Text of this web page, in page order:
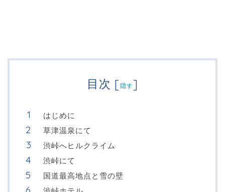
目次 [隠す]
はじめに
草津温泉にて
渋峠へヒルクライム
渋峠にて
国道最高地点と雪の壁